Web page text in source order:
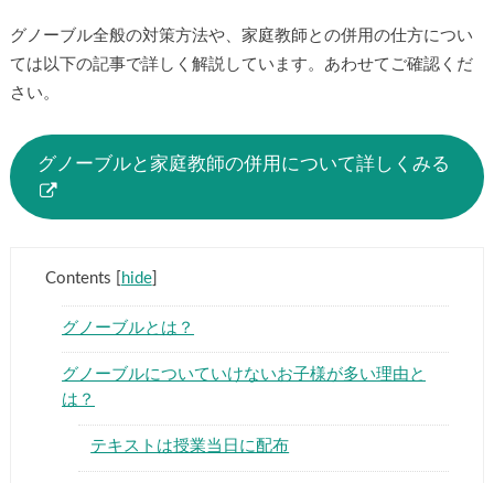
グノーブル全般の対策方法や、家庭教師との併用の仕方につい
ては以下の記事で詳しく解説しています。あわせてご確認くだ
さい。
グノーブルと家庭教師の併用について詳しくみる
Contents hide]
グノーブルとは？
グノーブルについていけないお子様が多い理由と
は？
テキストは授業当日に配布